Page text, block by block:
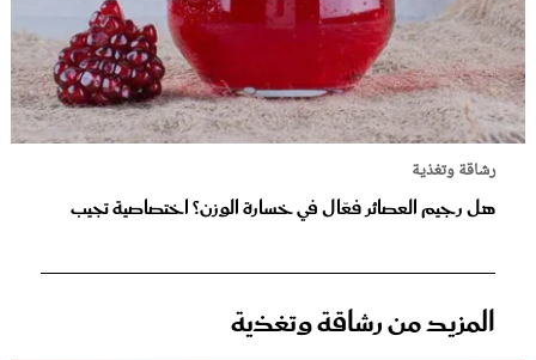
رشاقة وتغذية
هل رجيم العصائر فعّال في خسارة الوزن؟ اختصاصية تجيب
المزيد من رشاقة وتغذية